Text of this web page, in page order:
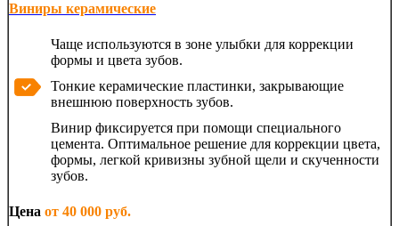
Виниры керамические
Чаще используются в зоне улыбки для коррекции
формы и цвета зубов.
Тонкие керамические пластинки, закрывающие
внешнюю поверхность зубов.
Винир фиксируется при помощи специального
цемента. Оптимальное решение для коррекции цвета,
формы, легкой кривизны зубной щели и скученности
зубов.
Цена от 40 000 руб.